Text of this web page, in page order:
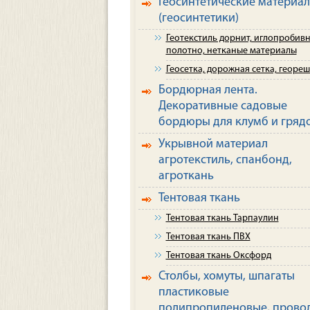
(геосинтетики)
Геотекстиль дорнит,
полотно, нетканые материалы
Геосетка, дорожная сетка,
Бордюрная лента.
Декоративные садовые
бордюры для клумб и
Укрывной материал
агротекстиль, спанбонд,
агроткань
Тентовая ткань
Тентовая ткань Тарпаулин
Тентовая ткань ПВХ
Тентовая ткань Оксфорд
Столбы, хомуты, шпагаты
пластиковые